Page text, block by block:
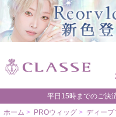
平日15時までのご決
ホーム > PROウィッグ > ディープ